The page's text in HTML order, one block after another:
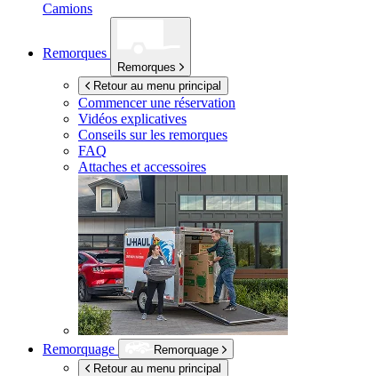
Camions
Remorques
Remorques
Retour au menu principal
Commencer une réservation
Vidéos explicatives
Conseils sur les remorques
FAQ
Attaches et accessoires
Remorquage
Remorquage
Retour au menu principal